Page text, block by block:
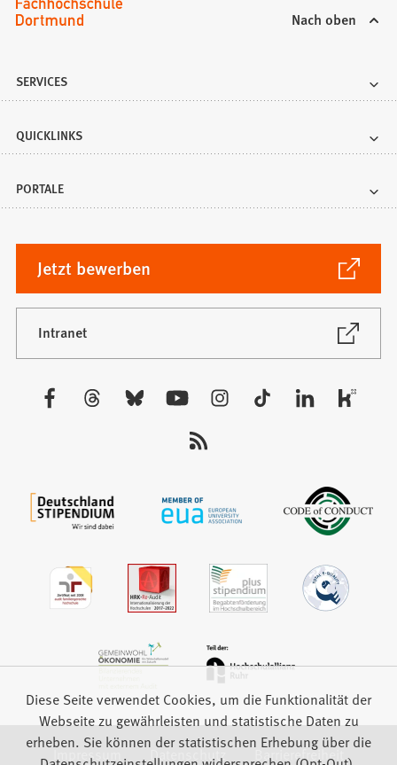
Nach oben
SERVICES
QUICKLINKS
PORTALE
Jetzt bewerben
(Öffnet
in
einem
neuen
Tab)
Intranet
(Öffnet
neuen
Besuchen
Impressum Datenschutz Barrierefreiheit
Diese Seite verwendet Cookies, um die Funktionalität der
Webseite zu gewährleisten und statistische Daten zu
erheben. Sie können der statistischen Erhebung über die